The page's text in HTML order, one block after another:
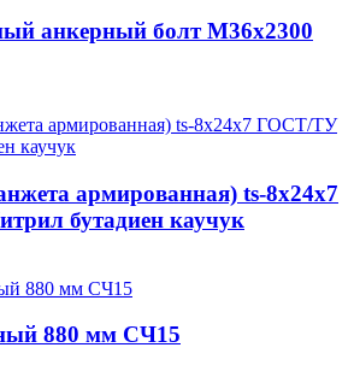
анкерный болт М36x2300
армированная) ts-8x24x7
бутадиен каучук
880 мм СЧ15